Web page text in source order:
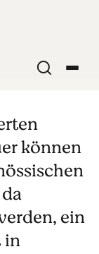
|
können
ein
in